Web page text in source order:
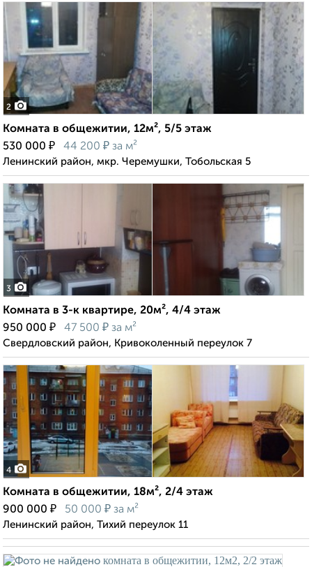
2
Комната в общежитии, 12м², 5/5 этаж
530 000 ₽ 44 200 ₽ за м²
Ленинский район, мкр. Черемушки, Тобольская 5
3
Комната в 3-к квартире, 20м², 4/4 этаж
950 000 ₽ 47 500 ₽ за м²
Свердловский район, Кривоколенный переулок 7
4
Комната в общежитии, 18м², 2/4 этаж
900 000 ₽ 50 000 ₽ за м²
Ленинский район, Тихий переулок 11